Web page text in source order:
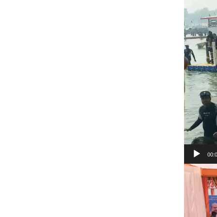
Player
Video
Player